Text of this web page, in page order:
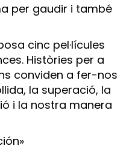
per gaudir i també
cinc pel·lícules
Històries per a
conviden a fer-nos
la superació, la
i la nostra manera